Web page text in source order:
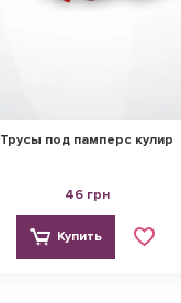
Трусы под памперс кулир
46 грн
Купить